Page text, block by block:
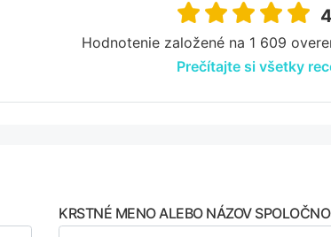
Hodnotenie založené na 1 609
Prečítajte si všetky
KRSTNÉ MENO ALEBO NÁZOV